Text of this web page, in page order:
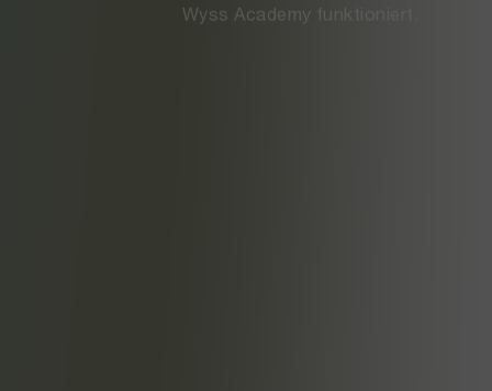
Wyss Academy funktioniert.